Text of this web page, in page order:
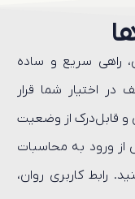
راهی سریع و ساده
در اختیار شما قرار
و قابل‌درک از وضعیت
از ورود به محاسبات
رابط کاربری روان،